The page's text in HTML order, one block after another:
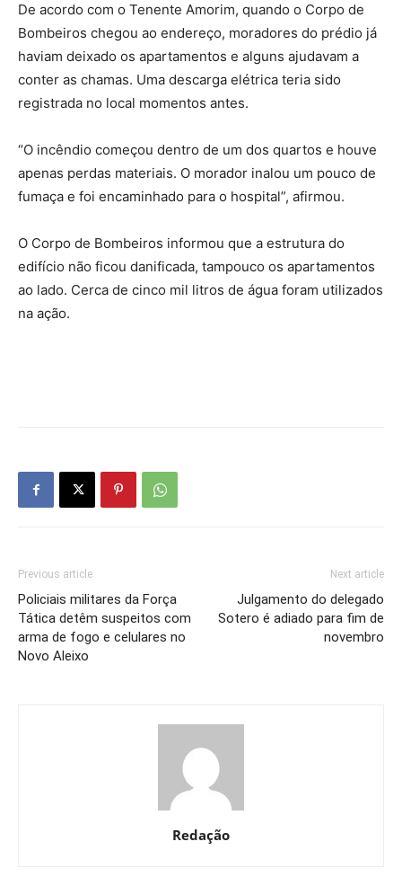
De acordo com o Tenente Amorim, quando o Corpo de
Bombeiros chegou ao endereço, moradores do prédio já
haviam deixado os apartamentos e alguns ajudavam a
conter as chamas. Uma descarga elétrica teria sido
registrada no local momentos antes.
“O incêndio começou dentro de um dos quartos e houve
apenas perdas materiais. O morador inalou um pouco de
fumaça e foi encaminhado para o hospital”, afirmou.
O Corpo de Bombeiros informou que a estrutura do
edifício não ficou danificada, tampouco os apartamentos
ao lado. Cerca de cinco mil litros de água foram utilizados
na ação.
Previous article
Policiais militares da Força
Tática detêm suspeitos com
arma de fogo e celulares no
Novo Aleixo
Next article
Julgamento do delegado
Sotero é adiado para fim de
novembro
Redação